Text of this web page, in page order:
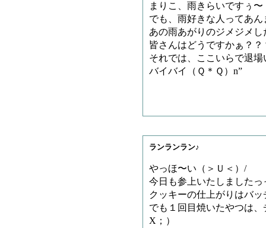
まりこ、雨きらいですぅ
でも、雨好きな人ってあ
あの雨あがりのジメジメ
皆さんはどうですかぁ？
それでは、ここいらで退
バイバイ（Ｑ＊Ｑ）n”
ランランラン♪
やっほ〜い（＞Ｕ＜）/
今日も参上いたしました
クッキーの仕上がりはバ
でも１回目焼いたやつは
X；）